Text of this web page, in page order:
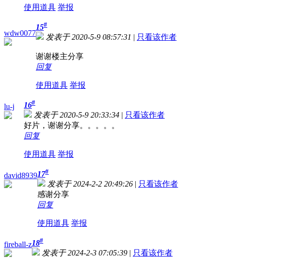
使用道具 举报
wdw0077
15#
发表于 2020-5-9 08:57:31 | 只看该作者
谢谢楼主分享
回复
使用道具 举报
lu-j 16#
发表于 2020-5-9 20:33:34 | 只看该作者
好片，谢谢分享。。。。。
回复
使用道具 举报
david893917#
发表于 2024-2-2 20:49:26 | 只看该作者
感谢分享
回复
使用道具 举报
fireball-z18#
发表于 2024-2-3 07:05:39 | 只看该作者